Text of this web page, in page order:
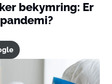
bekymring: Er